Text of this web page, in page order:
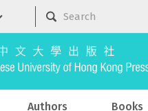
Authors Books